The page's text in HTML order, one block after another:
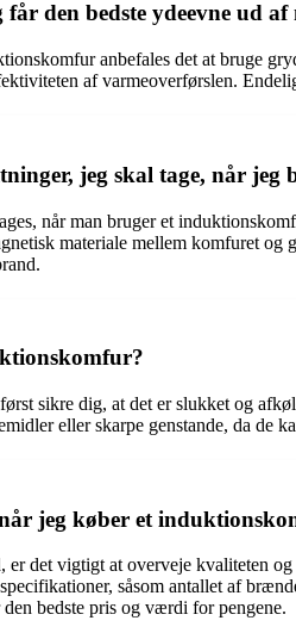
den bedste ydeevne ud
anbefales det at bruge
af varmeoverførslen.
jeg skal tage, når
når man bruger et
materiale mellem komfuret
sikre dig, at det er slukket og
eller skarpe genstande, da
jeg køber et
det vigtigt at overveje kvaliteten
såsom antallet af
bedste pris og værdi for pengene.